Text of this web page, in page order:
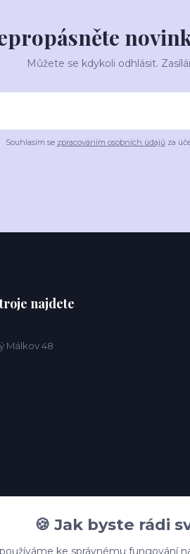
Můžete se kdykoli odhlásit.
Souhlasím se zpracováním osobních údajůza
najdete
Málkov 48
🍪 Jak byste rádi
ke správnému fungování